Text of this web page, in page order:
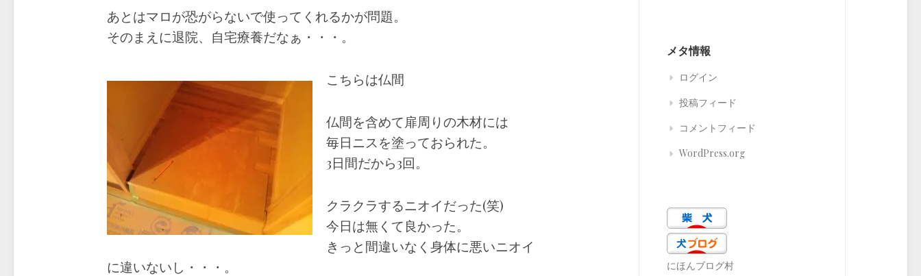
あとはマロが恐がらないで使ってくれるかが問題。
そのまえに退院、自宅療養だなぁ・・・。
こちらは仏間
仏間を含めて扉周りの木材には
毎日ニスを塗っておられた。
3日間だから3回。
クラクラするニオイだった(笑)
今日は無くて良かった。
きっと間違いなく身体に悪いニオイ
に違いないし・・・。
メタ情報
ログイン
投稿フィード
コメントフィード
WordPress.org
にほんブログ村